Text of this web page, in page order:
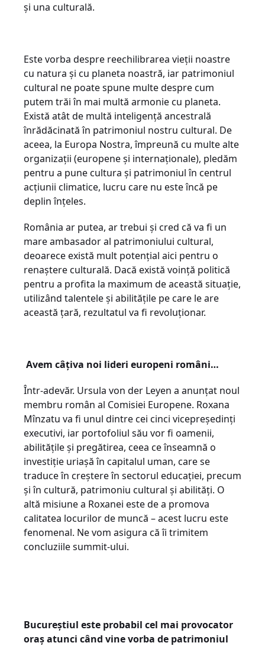
și una culturală.
Este vorba despre reechilibrarea vieții noastre
cu natura și cu planeta noastră, iar patrimoniul
cultural ne poate spune multe despre cum
putem trăi în mai multă armonie cu planeta.
Există atât de multă inteligență ancestrală
înrădăcinată în patrimoniul nostru cultural. De
aceea, la Europa Nostra, împreună cu multe alte
organizații (europene și internaționale), pledăm
pentru a pune cultura și patrimoniul în centrul
acțiunii climatice, lucru care nu este încă pe
deplin înțeles.
România ar putea, ar trebui și cred că va fi un
mare ambasador al patrimoniului cultural,
deoarece există mult potențial aici pentru o
renaștere culturală. Dacă există voință politică
pentru a profita la maximum de această situație,
utilizând talentele și abilitățile pe care le are
această țară, rezultatul va fi revoluționar.
Avem câțiva noi lideri europeni români…
Într-adevăr. Ursula von der Leyen a anunțat noul
membru român al Comisiei Europene. Roxana
Mînzatu va fi unul dintre cei cinci vicepreședinți
executivi, iar portofoliul său vor fi oamenii,
abilitățile și pregătirea, ceea ce înseamnă o
investiție uriașă în capitalul uman, care se
traduce în creștere în sectorul educației, precum
și în cultură, patrimoniu cultural și abilități. O
altă misiune a Roxanei este de a promova
calitatea locurilor de muncă – acest lucru este
fenomenal. Ne vom asigura că îi trimitem
concluziile summit-ului.
Bucureștiul este probabil cel mai provocator
oraș atunci când vine vorba de patrimoniul